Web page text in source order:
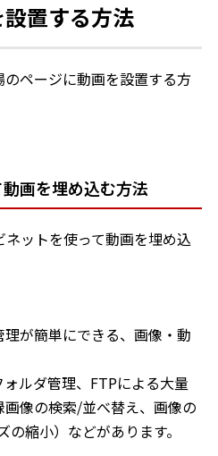
置する方法
ページに動画を設置する方
画を埋め込む方法
ネットを使って動画を埋め込
が簡単にできる、画像・動
ルダ管理、FTPによる大量
像の検索/並べ替え、画像の
縮小）などがあります。